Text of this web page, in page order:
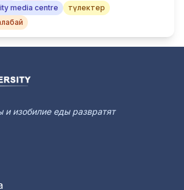
media centre
түлектер
и изобилие еды развратят